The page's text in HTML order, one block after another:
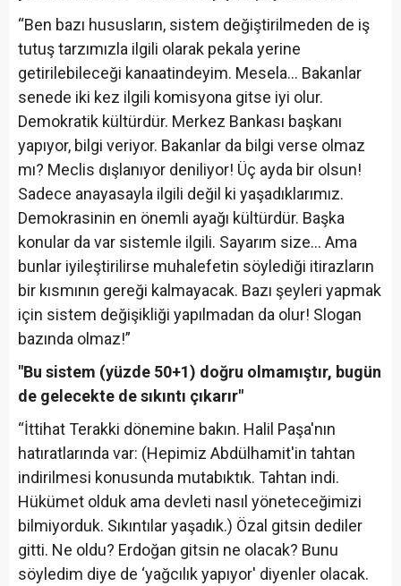
“Ben bazı hususların, sistem değiştirilmeden de iş
tutuş tarzımızla ilgili olarak pekala yerine
getirilebileceği kanaatindeyim. Mesela… Bakanlar
senede iki kez ilgili komisyona gitse iyi olur.
Demokratik kültürdür. Merkez Bankası başkanı
yapıyor, bilgi veriyor. Bakanlar da bilgi verse olmaz
mı? Meclis dışlanıyor deniliyor! Üç ayda bir olsun!
Sadece anayasayla ilgili değil ki yaşadıklarımız.
Demokrasinin en önemli ayağı kültürdür. Başka
konular da var sistemle ilgili. Sayarım size… Ama
bunlar iyileştirilirse muhalefetin söylediği itirazların
bir kısmının gereği kalmayacak. Bazı şeyleri yapmak
için sistem değişikliği yapılmadan da olur! Slogan
bazında olmaz!”
"Bu sistem (yüzde 50+1) doğru olmamıştır, bugün
de gelecekte de sıkıntı çıkarır"
“İttihat Terakki dönemine bakın. Halil Paşa'nın
hatıratlarında var: (Hepimiz Abdülhamit'in tahtan
indirilmesi konusunda mutabıktık. Tahtan indi.
Hükümet olduk ama devleti nasıl yöneteceğimizi
bilmiyorduk. Sıkıntılar yaşadık.) Özal gitsin dediler
gitti. Ne oldu? Erdoğan gitsin ne olacak? Bunu
söyledim diye de ‘yağcılık yapıyor' diyenler olacak.